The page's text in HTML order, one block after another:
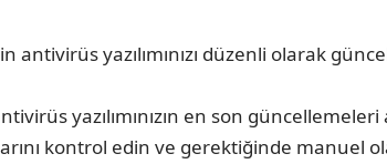
antivirüs yazılımınızı düzenli olarak
yazılımınızın en son
kontrol edin ve gerektiğinde manuel